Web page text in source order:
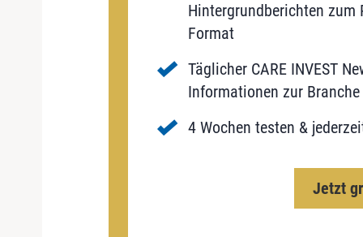
Hintergrundberichten
Format
Täglicher CARE INVEST
Informationen zur
4 Wochen testen &
Jetzt